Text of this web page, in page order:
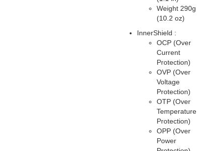
Weight 290g
(10.2 oz)
InnerShield : ​
OCP (Over
Current
Protection)
OVP (Over
Voltage
Protection)
OTP (Over
Temperature
Protection)
OPP (Over
Power